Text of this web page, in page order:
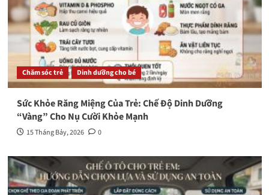
Chăm sóc trẻ Dinh dưỡng cho bé
Sức Khỏe Răng Miệng Của Trẻ: Chế Độ Dinh Dưỡng
“Vàng” Cho Nụ Cười Khỏe Mạnh
15 Tháng Bảy, 2026 0